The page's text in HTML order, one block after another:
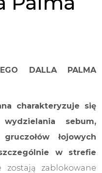
DALLA PALMA
charakteryzuje się
sebum,
łojowych
w strefie
zostają zablokowane